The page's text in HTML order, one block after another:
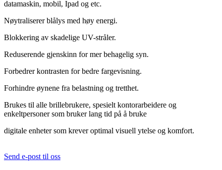
datamaskin, mobil, Ipad og etc.
Nøytraliserer blålys med høy energi.
Blokkering av skadelige UV-stråler.
Reduserende gjenskinn for mer behagelig syn.
Forbedrer kontrasten for bedre fargevisning.
Forhindre øynene fra belastning og tretthet.
Brukes til alle brillebrukere, spesielt kontorarbeidere og
enkeltpersoner som bruker lang tid på å bruke
digitale enheter som krever optimal visuell ytelse og komfort.
Send e-post til oss